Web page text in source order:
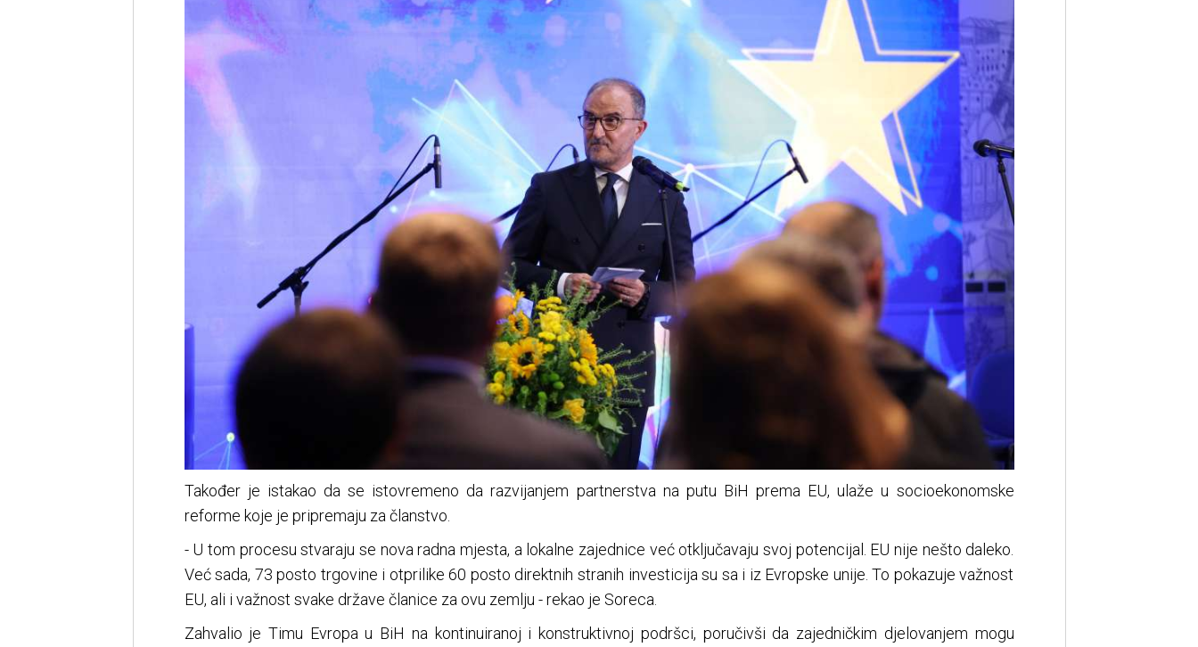
Također je istakao da se istovremeno da razvijanjem partnerstva na putu BiH prema EU, ulaže u socioekonomske
reforme koje je pripremaju za članstvo.
- U tom procesu stvaraju se nova radna mjesta, a lokalne zajednice već otključavaju svoj potencijal. EU nije nešto daleko.
Već sada, 73 posto trgovine i otprilike 60 posto direktnih stranih investicija su sa i iz Evropske unije. To pokazuje važnost
EU, ali i važnost svake države članice za ovu zemlju - rekao je Soreca.
Zahvalio je Timu Evropa u BiH na kontinuiranoj i konstruktivnoj podršci, poručivši da zajedničkim djelovanjem mogu